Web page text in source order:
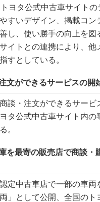
ヨタ公式中古車サイトの
すいデザイン、掲載コ
し、使い勝手の向上を
イトとの連携により、
すとしている。
文ができるサービスの開
談・注文ができるサービ
タ公式中古車サイト内
。
を最寄の販売店で商談
定中古車店で一部の車両
両」として公開、全国の